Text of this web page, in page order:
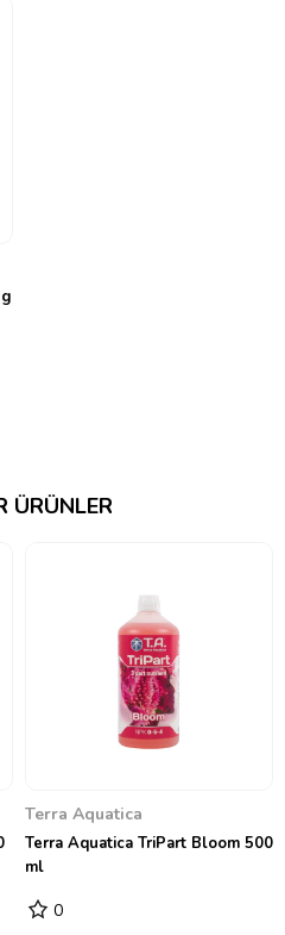
ÜRÜNLER
Terra Aquatica
Terra Aquatica TriPart Bloom 500
ml
0